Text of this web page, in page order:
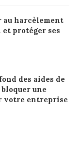
au harcèlement
protéger ses
des aides de
une
votre entreprise